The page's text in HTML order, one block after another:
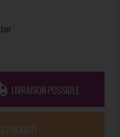
LIVRAISON POSSIBLE
PRODUIT